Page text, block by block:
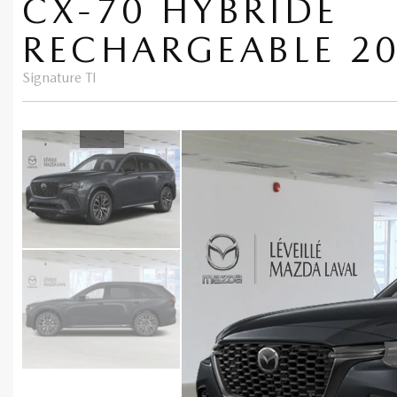
CX-70 HYBRIDE
RECHARGEABLE
Signature TI